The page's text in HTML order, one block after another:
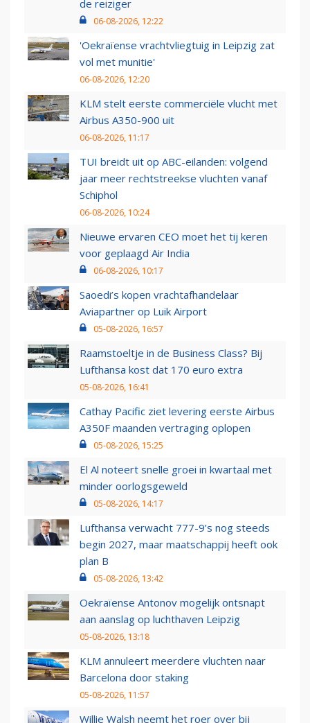
de reiziger
06-08-2026, 12:22
'Oekraïense vrachtvliegtuig in Leipzig zat
vol met munitie'
06-08-2026, 12:20
KLM stelt eerste commerciële vlucht met
Airbus A350-900 uit
06-08-2026, 11:17
TUI breidt uit op ABC-eilanden: volgend
jaar meer rechtstreekse vluchten vanaf
Schiphol
06-08-2026, 10:24
Nieuwe ervaren CEO moet het tij keren
voor geplaagd Air India
06-08-2026, 10:17
Saoedi’s kopen vrachtafhandelaar
Aviapartner op Luik Airport
05-08-2026, 16:57
Raamstoeltje in de Business Class? Bij
Lufthansa kost dat 170 euro extra
05-08-2026, 16:41
Cathay Pacific ziet levering eerste Airbus
A350F maanden vertraging oplopen
05-08-2026, 15:25
El Al noteert snelle groei in kwartaal met
minder oorlogsgeweld
05-08-2026, 14:17
Lufthansa verwacht 777-9’s nog steeds
begin 2027, maar maatschappij heeft ook
plan B
05-08-2026, 13:42
Oekraïense Antonov mogelijk ontsnapt
aan aanslag op luchthaven Leipzig
05-08-2026, 13:18
KLM annuleert meerdere vluchten naar
Barcelona door staking
05-08-2026, 11:57
Willie Walsh neemt het roer over bij